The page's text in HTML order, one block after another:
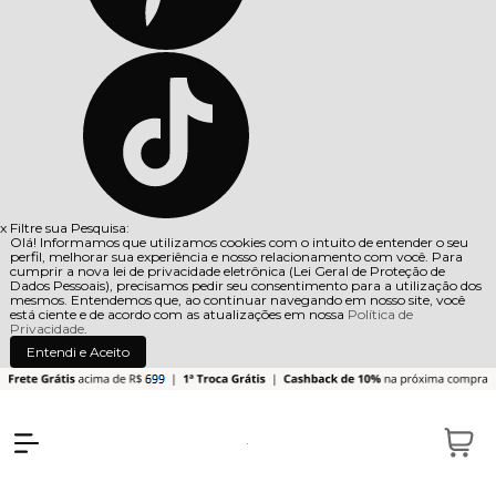
x Filtre sua Pesquisa:
Olá! Informamos que utilizamos cookies com o intuito de entender o seu
perfil, melhorar sua experiência e nosso relacionamento com você. Para
cumprir a nova lei de privacidade eletrônica (Lei Geral de Proteção de
Dados Pessoais), precisamos pedir seu consentimento para a utilização dos
mesmos. Entendemos que, ao continuar navegando em nosso site, você
está ciente e de acordo com as atualizações em nossa Política de
Privacidade.
Entendi e Aceito